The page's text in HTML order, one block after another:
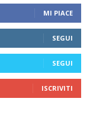
MI PIACE
SEGUI
SEGUI
ISCRIVITI